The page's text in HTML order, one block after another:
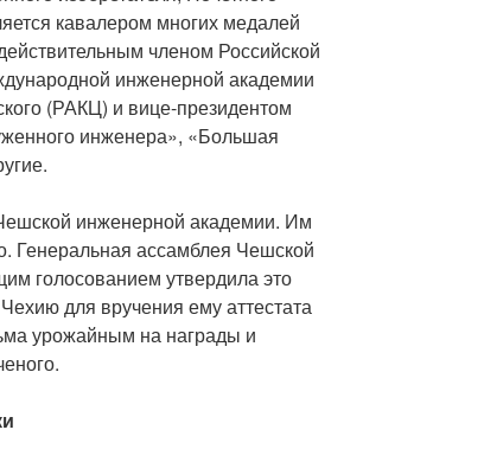
кавалером многих медалей
членом Российской
инженерной академии
(РАКЦ) и вице-президентом
инженера», «Большая
инженерной академии. Им
Генеральная ассамблея Чешской
голосованием утвердила это
для вручения ему аттестата
урожайным на награды и